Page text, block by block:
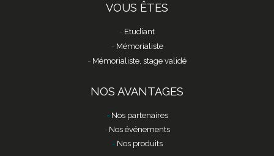
VOUS ÊTES
Etudiant
Mémorialiste
Mémorialiste, stage validé
NOS AVANTAGES
Nos partenaires
Nos événements
Nos produits